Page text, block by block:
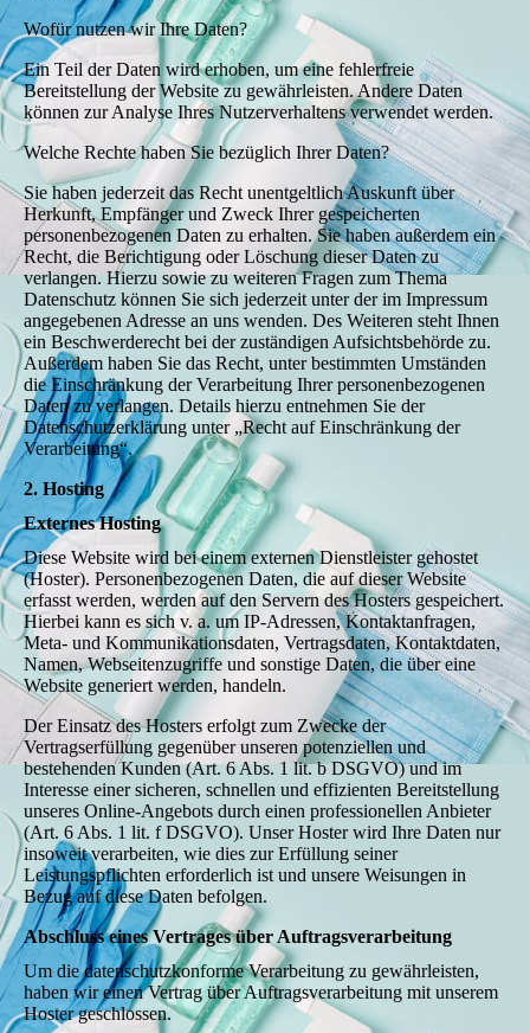
Wofür nutzen wir Ihre Daten?
Ein Teil der Daten wird erhoben, um eine fehlerfreie
Bereitstellung der Website zu gewährleisten. Andere Daten
können zur Analyse Ihres Nutzerverhaltens verwendet werden.
Welche Rechte haben Sie bezüglich Ihrer Daten?
Sie haben jederzeit das Recht unentgeltlich Auskunft über
Herkunft, Empfänger und Zweck Ihrer gespeicherten
personenbezogenen Daten zu erhalten. Sie haben außerdem ein
Recht, die Berichtigung oder Löschung dieser Daten zu
verlangen. Hierzu sowie zu weiteren Fragen zum Thema
Datenschutz können Sie sich jederzeit unter der im Impressum
angegebenen Adresse an uns wenden. Des Weiteren steht Ihnen
ein Beschwerderecht bei der zuständigen Aufsichtsbehörde zu.
Außerdem haben Sie das Recht, unter bestimmten Umständen
die Einschränkung der Verarbeitung Ihrer personenbezogenen
Daten zu verlangen. Details hierzu entnehmen Sie der
Datenschutzerklärung unter „Recht auf Einschränkung der
Verarbeitung“.
2. Hosting
Externes Hosting
Diese Website wird bei einem externen Dienstleister gehostet
(Hoster). Personenbezogenen Daten, die auf dieser Website
erfasst werden, werden auf den Servern des Hosters gespeichert.
Hierbei kann es sich v. a. um IP-Adressen, Kontaktanfragen,
Meta- und Kommunikationsdaten, Vertragsdaten, Kontaktdaten,
Namen, Webseitenzugriffe und sonstige Daten, die über eine
Website generiert werden, handeln.
Der Einsatz des Hosters erfolgt zum Zwecke der
Vertragserfüllung gegenüber unseren potenziellen und
bestehenden Kunden (Art. 6 Abs. 1 lit. b DSGVO) und im
Interesse einer sicheren, schnellen und effizienten Bereitstellung
unseres Online-Angebots durch einen professionellen Anbieter
(Art. 6 Abs. 1 lit. f DSGVO). Unser Hoster wird Ihre Daten nur
insoweit verarbeiten, wie dies zur Erfüllung seiner
Leistungspflichten erforderlich ist und unsere Weisungen in
Bezug auf diese Daten befolgen.
Abschluss eines Vertrages über Auftragsverarbeitung
Um die datenschutzkonforme Verarbeitung zu gewährleisten,
haben wir einen Vertrag über Auftragsverarbeitung mit unserem
Hoster geschlossen.